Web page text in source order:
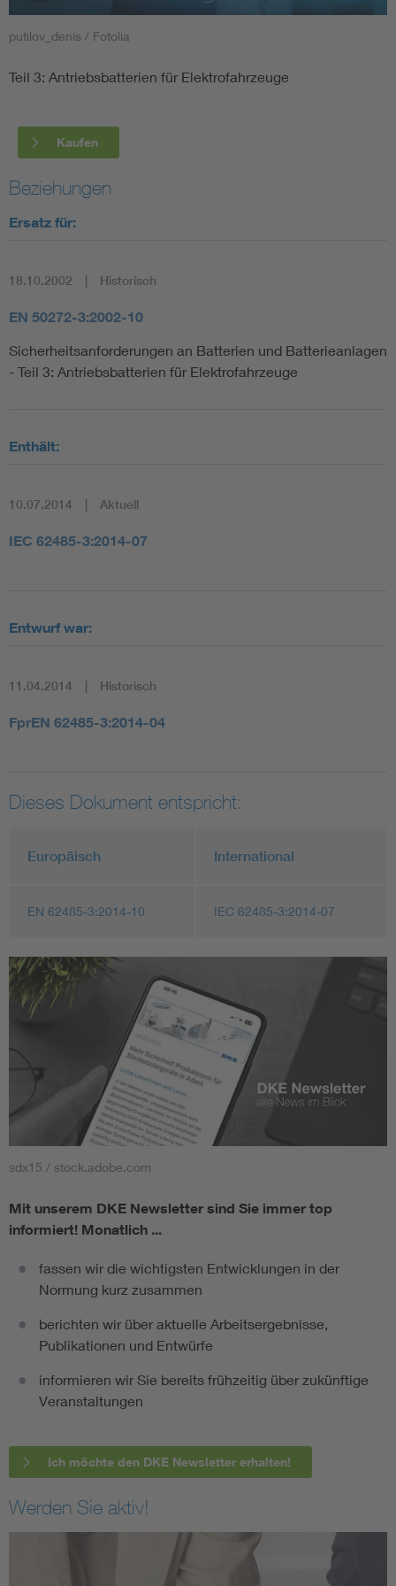
Smart Cities
DKE Fachinformationen im Kontext der Normung
Blitzschutz: DIN EN 62305 in der Übersicht
Circular Economy für mehr Ressourceneffizienz
Cybersecurity in der Industrieautomatisierung
DIN VDE 0100 für sichere Elektroinstallationen
putilov_denis / Fotolia
Teil 3: Antriebsbatterien für Elektrofahrzeuge
Kaufen
Beziehungen
Ersatz für:
18.10.2002 Historisch
EN 50272-3:2002-10
Sicherheitsanforderungen an Batterien und Batterieanlagen
- Teil 3: Antriebsbatterien für Elektrofahrzeuge
Enthält:
10.07.2014 Aktuell
IEC 62485-3:2014-07
Entwurf war:
11.04.2014 Historisch
FprEN 62485-3:2014-04
Dieses Dokument entspricht:
Europäisch International
EN 62485-3:2014-10 IEC 62485-3:2014-07
sdx15 / stock.adobe.com
Mit unserem DKE Newsletter sind Sie immer top
informiert! Monatlich ...
fassen wir die wichtigsten Entwicklungen in der
Normung kurz zusammen
berichten wir über aktuelle Arbeitsergebnisse,
Publikationen und Entwürfe
informieren wir Sie bereits frühzeitig über zukünftige
Veranstaltungen
Ich möchte den DKE Newsletter erhalten!
Werden Sie aktiv!